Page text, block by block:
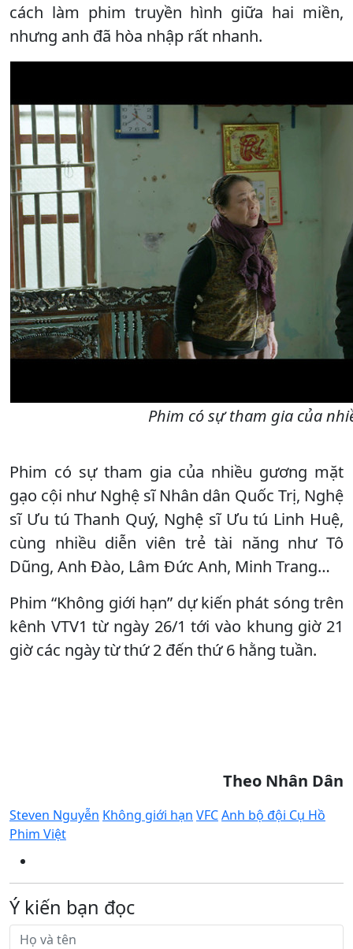
cách làm phim truyền hình giữa hai miền,
nhưng anh đã hòa nhập rất nhanh.
Phim có sự tham gia của
Phim có sự tham gia của nhiều gương mặt
gạo cội như Nghệ sĩ Nhân dân Quốc Trị, Nghệ
sĩ Ưu tú Thanh Quý, Nghệ sĩ Ưu tú Linh Huệ,
cùng nhiều diễn viên trẻ tài năng như Tô
Dũng, Anh Đào, Lâm Đức Anh, Minh Trang…
Phim “Không giới hạn” dự kiến phát sóng trên
kênh VTV1 từ ngày 26/1 tới vào khung giờ 21
giờ các ngày từ thứ 2 đến thứ 6 hằng tuần.
Theo Nhân Dân
Steven Nguyễn Không giới hạn VFCAnh bộ đội Cụ Hồ
Phim Việt
Ý kiến bạn đọc